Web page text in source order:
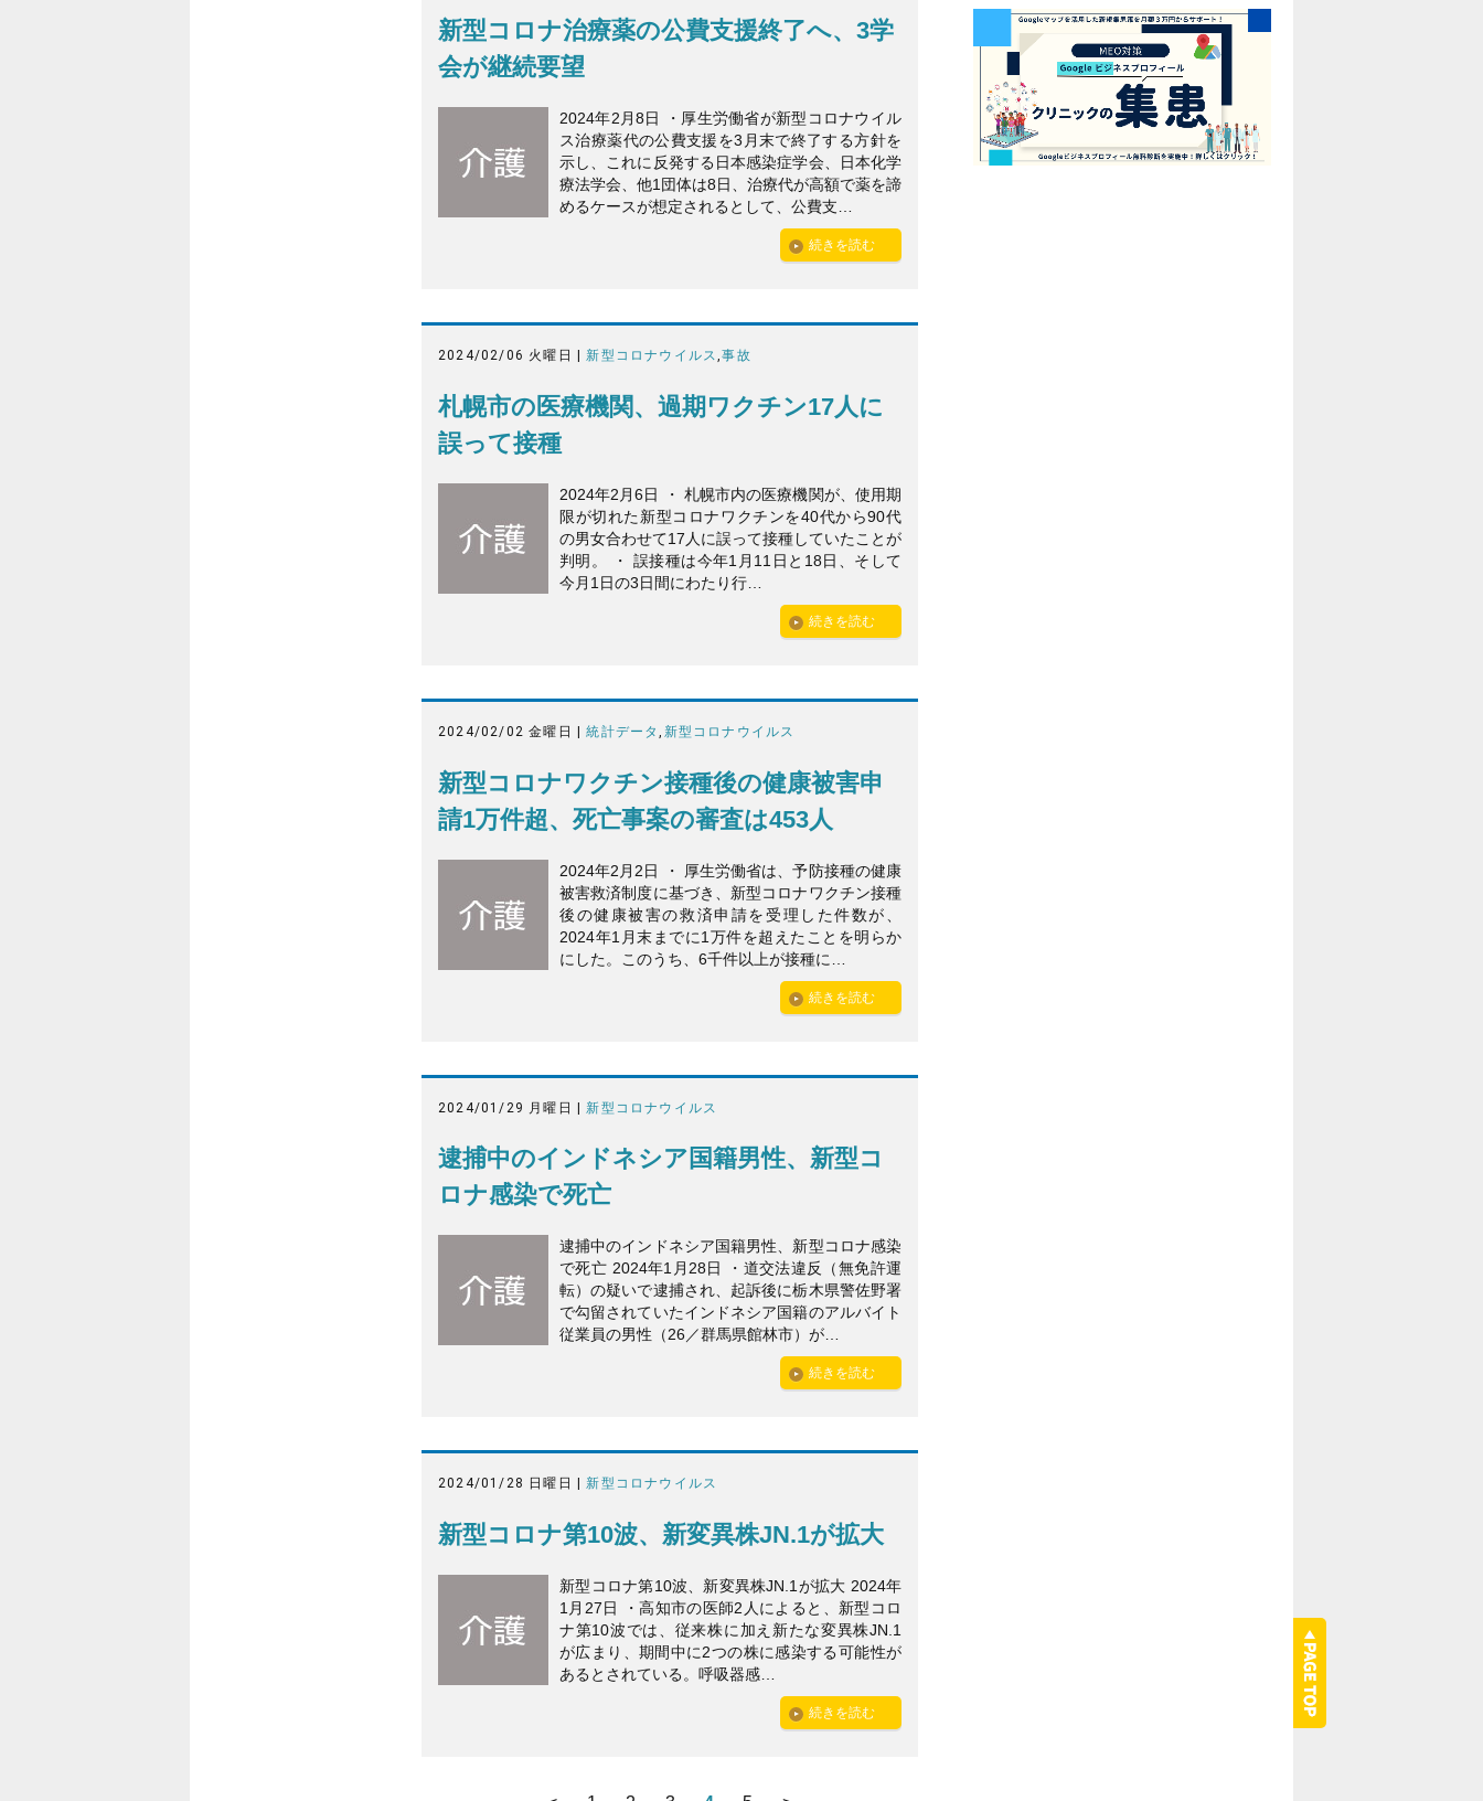
新型コロナ治療薬の公費支援終了へ、3学
会が継続要望
2024年2月8日 ・厚生労働省が新型コロナウイル
ス治療薬代の公費支援を3月末で終了する方針を
示し、これに反発する日本感染症学会、日本化学
療法学会、他1団体は8日、治療代が高額で薬を諦
めるケースが想定されるとして、公費支…
続きを読む
2024/02/06 火曜日 |新型コロナウイルス,事故
札幌市の医療機関、過期ワクチン17人に
誤って接種
2024年2月6日 ・ 札幌市内の医療機関が、使用期
限が切れた新型コロナワクチンを40代から90代
の男女合わせて17人に誤って接種していたことが
判明。 ・ 誤接種は今年1月11日と18日、そして
今月1日の3日間にわたり行…
続きを読む
2024/02/02 金曜日 |統計データ, 新型コロナウイルス
新型コロナワクチン接種後の健康被害申
請1万件超、死亡事案の審査は453人
2024年2月2日 ・ 厚生労働省は、予防接種の健康
被害救済制度に基づき、新型コロナワクチン接種
後の健康被害の救済申請を受理した件数が、
2024年1月末までに1万件を超えたことを明らか
にした。このうち、6千件以上が接種に…
続きを読む
2024/01/29 月曜日 |新型コロナウイルス
逮捕中のインドネシア国籍男性、新型コ
ロナ感染で死亡
逮捕中のインドネシア国籍男性、新型コロナ感染
で死亡 2024年1月28日 ・道交法違反（無免許運
転）の疑いで逮捕され、起訴後に栃木県警佐野署
で勾留されていたインドネシア国籍のアルバイト
従業員の男性（26／群馬県館林市）が…
続きを読む
2024/01/28 日曜日 |新型コロナウイルス
新型コロナ第10波、新変異株JN.1が拡大
新型コロナ第10波、新変異株JN.1が拡大 2024年
1月27日 ・高知市の医師2人によると、新型コロ
ナ第10波では、従来株に加え新たな変異株JN.1
が広まり、期間中に2つの株に感染する可能性が
あるとされている。呼吸器感…
続きを読む